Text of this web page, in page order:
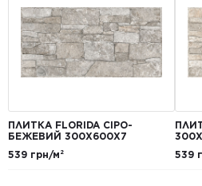
ПЛИТКА FLORIDA СІРО-
БЕЖЕВИЙ 300Х600Х7
539 грн/м²
539